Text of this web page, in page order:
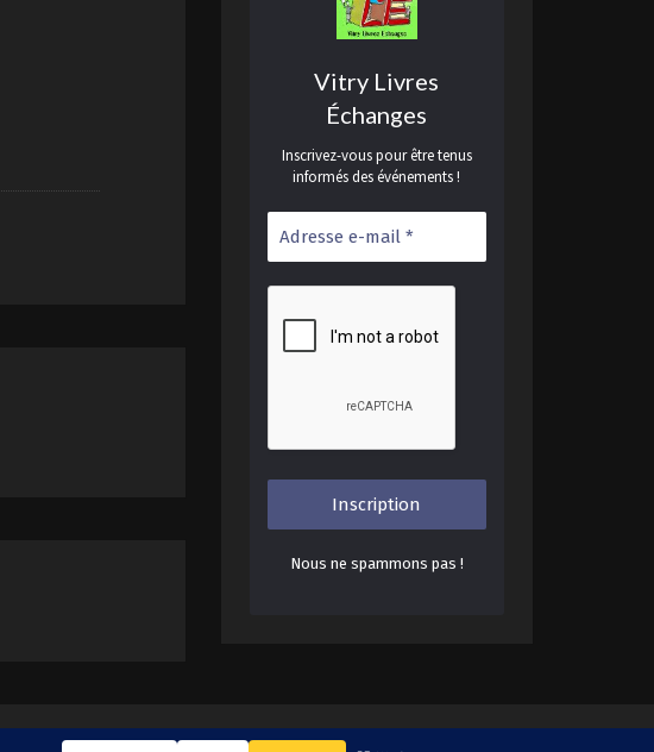
Vitry Livres
Échanges
Inscrivez-vous pour être tenus
informés des événements !
Nous ne spammons pas !
Thème :Nisarg